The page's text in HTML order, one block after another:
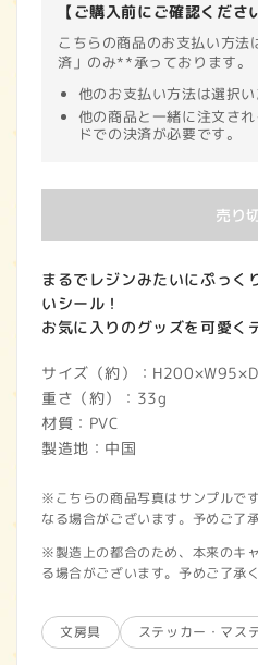
【ご購入前にご確認くださ
こちらの商品のお支払い方
済」のみ**承っております。
他のお支払い方法は選択い
他の商品と一緒に注文さ
ドでの決済が必要です。
売り
まるでレジンみたいにぷっく
いシール！
お気に入りのグッズを可愛く
サイズ（約）：
重さ（約）：33g
材質：PVC
製造地：中国
※こちらの商品写真はサンプルで
なる場合がございます。予めご了
※製造上の都合のため、本来のキ
る場合がございます。予めご了承
文房具 ステッカー・マス